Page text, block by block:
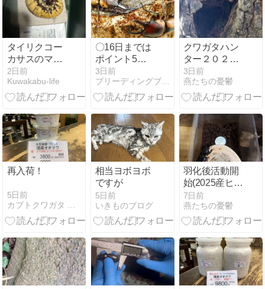
タイリクコー
カサスのマッ
ト交換
2日前
Kuwakabu-life
〇16日までは
ポイント5倍
＼(^o^)／
3日前
ブリーディングブログ
クワガタハン
ター２０２６
―１３
3日前
燕たちの憂鬱
再入荷！
5日前
相当ヨボヨボ
ですが
5日前
いきものブログ
羽化後活動開
始(2025産ヒラ
タクワガタ)―
４
7日前
燕たちの憂鬱